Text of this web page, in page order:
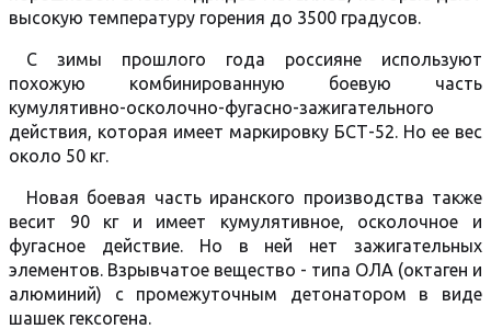
высокую температуру горения до 3500 градусов.
С зимы прошлого года россияне используют
похожую комбинированную боевую часть
кумулятивно-осколочно-фугасно-зажигательного
действия, которая имеет маркировку БСТ-52. Но ее вес
около 50 кг.
Новая боевая часть иранского производства также
весит 90 кг и имеет кумулятивное, осколочное и
фугасное действие. Но в ней нет зажигательных
элементов. Взрывчатое вещество - типа ОЛА (октаген и
алюминий) с промежуточным детонатором в виде
шашек гексогена.